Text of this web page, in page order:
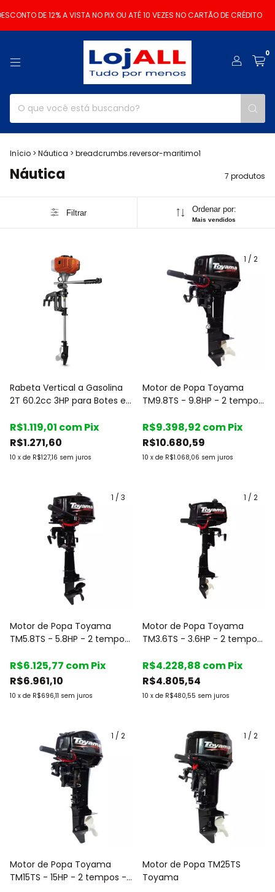
DE 12% A VISTA NO PIX OU ATÉ 10 VEZES NO CARTÃO DE CRÉDITO
0
Início > Náutica > breadcrumbs.reversor-maritimo1
Náutica 7 produtos
Filtrar Ordenar por:
Mais vendidos
Rabeta Vertical a Gasolina
2T 60.2cc 3HP para Botes e
R$1.271,60
10 x de R$127,16 sem juros
R$1.119,01 comPix
1 / 2
Motor de Popa Toyama
TM9.8TS - 9.8HP - 2 tempos
R$10.680,59
10 x de R$1.068,06 sem juros
R$9.398,92 comPix
1 / 3
Motor de Popa Toyama
TM5.8TS - 5.8HP - 2 tempos
R$6.961,10
10 x de R$696,11 sem juros
R$6.125,77 comPix
1 / 2
Motor de Popa Toyama
TM3.6TS - 3.6HP - 2 tempos
R$4.805,54
10 x de R$480,55 sem juros
R$4.228,88 comPix
1 / 2
Motor de Popa Toyama
TM15TS - 15HP - 2 tempos -
1 / 2
Motor de Popa TM25TS
Toyama